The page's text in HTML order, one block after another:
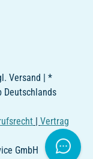
Versand | *
Deutschlands
|Vertrag
GmbH